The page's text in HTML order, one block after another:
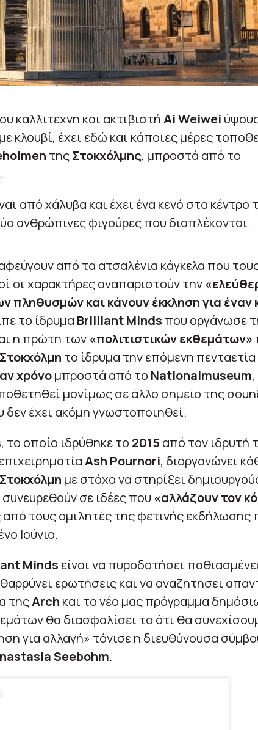
καλλιτέχνη και ακτιβιστήAi Weiwei
κλουβί, έχει εδώ και κάποιες μέρες
τηςΣτοκχόλμης, μπροστά από το
.
από χάλυβα και έχει ένα κενό στο κέντρο
ανθρώπινες φιγούρες που διαπλέκονται.
από τα ατσαλένια κάγκελα που
οι χαρακτήρες αναπαριστούν την
πληθυσμών και κάνουν έκκληση για έναν
το ίδρυμα Brilliant Minds που οργάνωσε
η πρώτη των«πολιτιστικών εκθεμάτων»
Στοκχόλμη το ίδρυμα την επόμενη πενταετία
χρόνομπροστά από το Nationalmuseum
μονίμως σε άλλο σημείο της
έχει ακόμη γνωστοποιηθεί.
, το οποίο ιδρύθηκε το 2015 από τον ιδρυτή
Ash Pournori, διοργανώνει
Στοκχόλμη με στόχο να στηρίξει
σε ιδέες που «αλλάζουν τον
από τους ομιλητές της φετινής εκδήλωσης
Ιούνιο.
Minds είναι να πυροδοτήσει
ερωτήσεις και να αναζητήσει
τηςArch και το νέο μας πρόγραμμα
θα διασφαλίσει το ότι θα
για αλλαγή» τόνισε η διευθύνουσα
Seebohm.